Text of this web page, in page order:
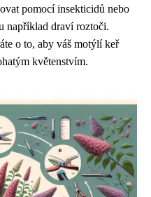
pomocí insekticidů nebo
například draví roztoči.
o to, aby váš motýlí keř
květenstvím.